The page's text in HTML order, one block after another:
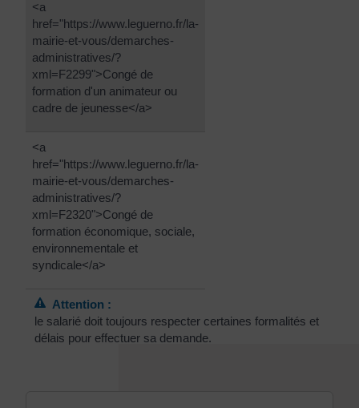
<a
href="https://www.leguerno.fr/la-
mairie-et-vous/demarches-
administratives/?
xml=F2299">Congé de
formation d'un animateur ou
cadre de jeunesse</a>
<a
href="https://www.leguerno.fr/la-
mairie-et-vous/demarches-
administratives/?
xml=F2320">Congé de
formation économique, sociale,
environnementale et
syndicale</a>
Attention :
le salarié doit toujours respecter certaines formalités et
délais pour effectuer sa demande.